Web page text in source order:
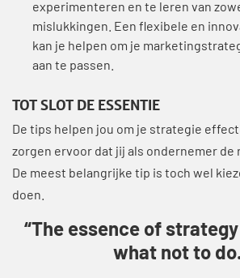
experimenteren en te leren van
mislukkingen. Een flexibele en
kan je helpen om je
aan te passen.
TOT SLOT DE ESSENTIE
De tips helpen jou om je strategie
zorgen ervoor dat jij als ondernemer
De meest belangrijke tip is toch wel
doen.
“The essence of
what not to